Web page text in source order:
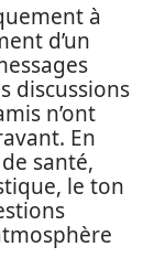
à
d’un
discussions
n’ont
En
santé,
le ton